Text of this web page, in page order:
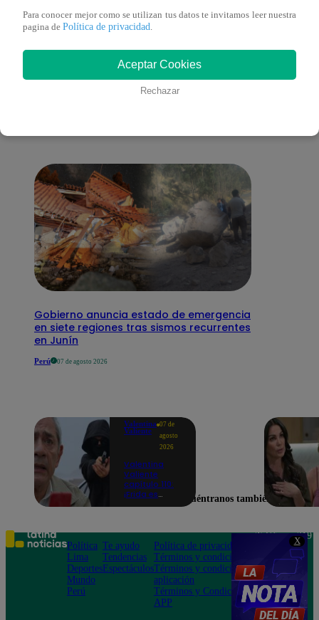
X
También te puede
Gobierno anuncia estado de emergencia
en siete regiones tras sismos recurrentes
en Junín
Perú 07 de agosto 2026
Valentina
Valiente
07 de
agosto
2026
Valentina
Valiente
capítulo 110:
¡Frida es
Para conocer mejor como se utilizan tus datos te invitamos leer nuestra
pagina de Política de privacidad
Aceptar Cookies
Rechazar
Encuéntranos también en
Política
Lima
Deportes
Mundo
Perú
Te ayudo
Tendencias
Espectáculos
Política de privacidad
Términos y condiciones
Términos y condiciones
aplicación
Términos y Condiciones
APP
Teléfono: 219
Av. San
Felipe 968
Jesús María